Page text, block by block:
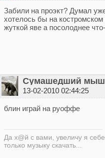
Забили на проэкт? Думал
хотелось бы на костромском
жуткой яве а посолоднее
Сумашедший мыш
13-02-2010 02:44:25
блин играй на руоффе
Да х@й с вами, увеличу я
только музыку скачать...